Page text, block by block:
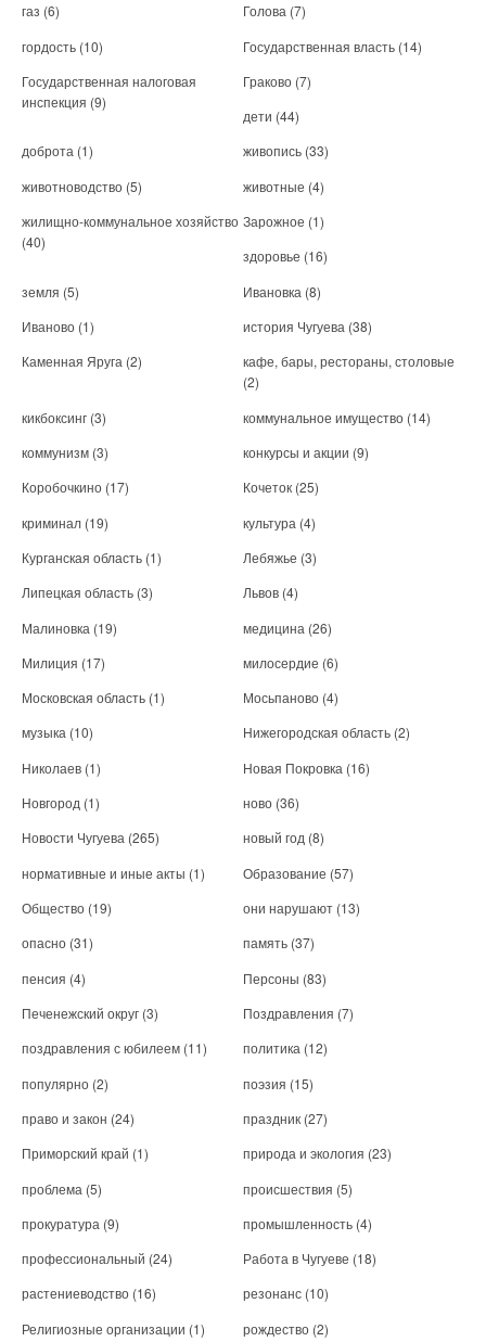
газ (6) Голова (7)
гордость (10) Государственная власть (14)
Государственная налоговая
инспекция (9)
Граково (7)
дети (44)
доброта (1) живопись (33)
животноводство (5) животные (4)
жилищно-коммунальное хозяйство
(40)
Зарожное (1)
здоровье (16)
земля (5) Ивановка (8)
Иваново (1) история Чугуева (38)
Каменная Яруга (2)
кафе, бары, рестораны, столовые
(2)
кикбоксинг (3) коммунальное имущество (14)
коммунизм (3) конкурсы и акции (9)
Коробочкино (17) Кочеток (25)
криминал (19) культура (4)
Курганская область (1) Лебяжье (3)
Липецкая область (3) Львов (4)
Малиновка (19) медицина (26)
Милиция (17) милосердие (6)
Московская область (1) Мосьпаново (4)
музыка (10) Нижегородская область (2)
Николаев (1) Новая Покровка (16)
Новгород (1) ново (36)
Новости Чугуева (265) новый год (8)
нормативные и иные акты (1) Образование (57)
Общество (19) они нарушают (13)
опасно (31) память (37)
пенсия (4) Персоны (83)
Печенежский округ (3) Поздравления (7)
поздравления с юбилеем (11) политика (12)
популярно (2) поэзия (15)
право и закон (24) праздник (27)
Приморский край (1) природа и экология (23)
проблема (5) происшествия (5)
прокуратура (9) промышленность (4)
профессиональный (24) Работа в Чугуеве (18)
растениеводство (16) резонанс (10)
Религиозные организации (1) рождество (2)